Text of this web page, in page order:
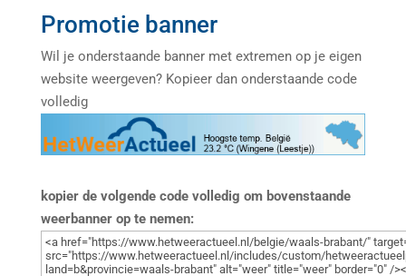
Promotie banner
Wil je onderstaande banner met extremen op je eigen
website weergeven? Kopieer dan onderstaande code
volledig
kopier de volgende code volledig om bovenstaande
weerbanner op te nemen: